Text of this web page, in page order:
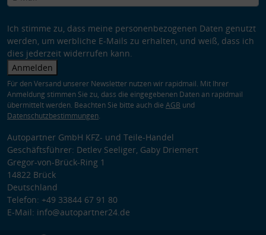
Ich stimme zu, dass meine personenbezogenen Daten genutzt
werden, um werbliche E-Mails zu erhalten, und weiß, dass ich
dies jederzeit widerrufen kann.
Anmelden
Für den Versand unserer Newsletter nutzen wir rapidmail. Mit Ihrer
Anmeldung stimmen Sie zu, dass die eingegebenen Daten an rapidmail
übermittelt werden. Beachten Sie bitte auch die AGB und
Datenschutzbestimmungen.
Autopartner GmbH KFZ- und Teile-Handel
Geschäftsführer: Detlev Seeliger, Gaby Driemert
Gregor-von-Brück-Ring 1
14822 Brück
Deutschland
Telefon: +49 33844 67 91 80
E-Mail: info@autopartner24.de